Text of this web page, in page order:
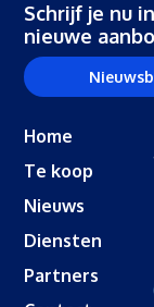
Schrijf je nu
nieuwe
Home
Te koop
Nieuws
Diensten
Partners